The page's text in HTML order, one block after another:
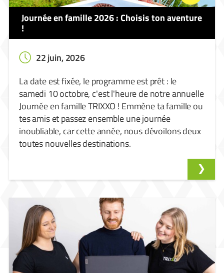
Journée en famille 2026 : Choisis ton aventure
!
22 juin, 2026
La date est fixée, le programme est prêt : le
samedi 10 octobre, c'est l'heure de notre annuelle
Journée en famille TRIXXO ! Emmène ta famille ou
tes amis et passez ensemble une journée
inoubliable, car cette année, nous dévoilons deux
toutes nouvelles destinations.